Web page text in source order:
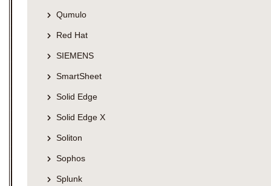
Qumulo
Red Hat
SIEMENS
SmartSheet
Solid Edge
Solid Edge X
Soliton
Sophos
Splunk